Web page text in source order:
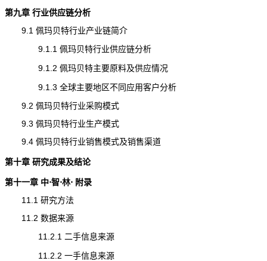
第九章 行业供应链分析
9.1 佩玛贝特行业产业链简介
9.1.1 佩玛贝特行业供应链分析
9.1.2 佩玛贝特主要原料及供应情况
9.1.3 全球主要地区不同应用客户分析
9.2 佩玛贝特行业采购模式
9.3 佩玛贝特行业生产模式
9.4 佩玛贝特行业销售模式及销售渠道
第十章 研究成果及结论
第十一章 中⋅智⋅林⋅ 附录
11.1 研究方法
11.2 数据来源
11.2.1 二手信息来源
11.2.2 一手信息来源